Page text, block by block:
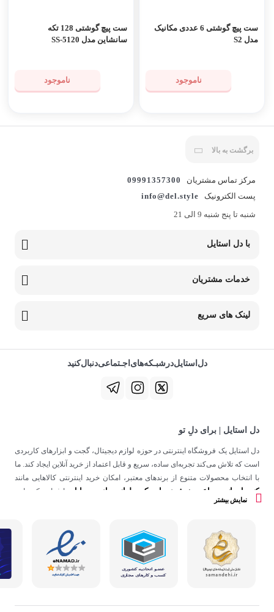
ست پیچ گوشتی 6 عددی مکانیک
مدل S2
ناموجود
ست پیچ گوشتی 128 تکه
سانشاین مدل SS-5120
ناموجود
برگشت به بالا
مرکز تماس مشتریان
09991357300
پست الکترونیک
info@del.style
شنبه تا پنج شنبه 9 الی 21
با دل استایل
خدمات مشتریان
لینک های سریع
دل‌استایل‌در‌‌شبـکه‌های‌اجـتماعی‌دنبال‌کنید
دل استایل | برای دلِ تو
دل استایل یک فروشگاه اینترنتی در حوزه لوازم دیجیتال، گجت و ابزارهای کاربردی
است که تلاش می‌کند تجربه‌ای ساده، سریع و قابل اعتماد از خرید آنلاین ایجاد کند. ما
با انتخاب محصولات متنوع از برندهای معتبر، امکان خرید اینترنتی کالاهایی مانند
کنسول بازی ساعت هوشمند اسپیکر ولوازم جانبی موبایل
را فراهم کرده‌ایم.
در دل استایل، تمرکز ما فقط روی فروش نیست؛ هدف ساختن تجربه‌ای است که
نمایش بیشتر